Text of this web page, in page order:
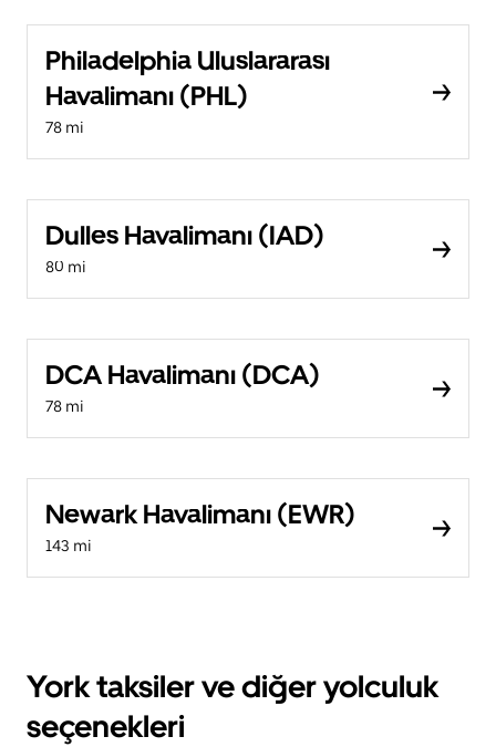
Philadelphia Uluslararası
Havalimanı (PHL)
78 mi
Dulles Havalimanı (IAD)
80 mi
DCA Havalimanı (DCA)
78 mi
Newark Havalimanı (EWR)
143 mi
York taksiler ve diğer yolculuk
seçenekleri